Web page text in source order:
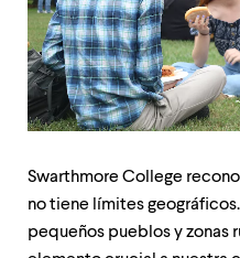
down
arrow
keys
submenu.
enter
Swarthmore College
no tiene límites
pequeños pueblos y zonas